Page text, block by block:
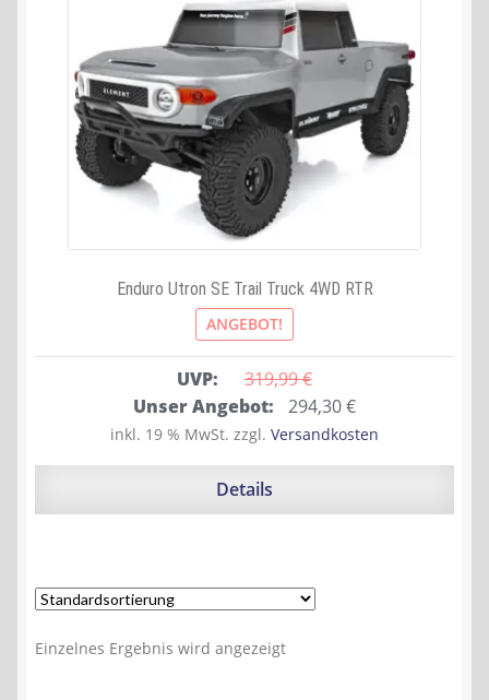
Enduro Utron SE Trail Truck 4WD RTR
ANGEBOT!
UVP: 319,99 €
Ursprünglicher
Preis
war:
Unser Angebot: 294,30€Aktueller
Preis
ist:
inkl. 19 % MwSt. zzgl. Versandkosten
Details
Einzelnes Ergebnis wird angezeigt